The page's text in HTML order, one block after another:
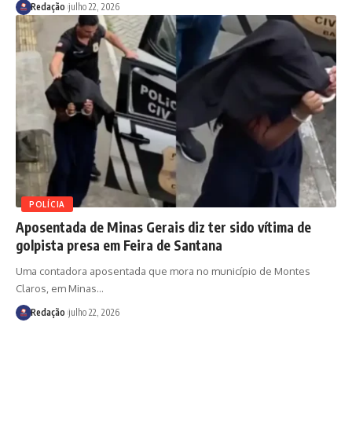
Redação julho 22, 2026
POLÍCIA
Aposentada de Minas Gerais diz ter sido vítima de
golpista presa em Feira de Santana
Uma contadora aposentada que mora no município de Montes
Claros, em Minas…
Redação julho 22, 2026